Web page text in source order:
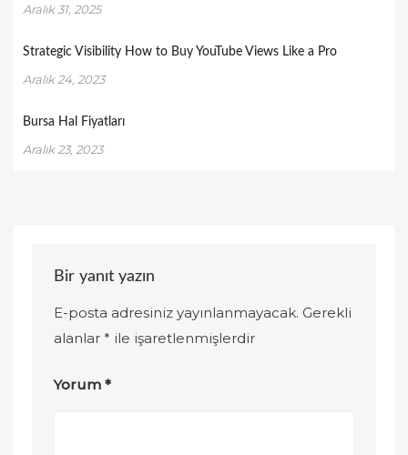
Aralık 31, 2025
Strategic Visibility How to Buy YouTube Views Like a Pro
Aralık 24, 2023
Bursa Hal Fiyatları
Aralık 23, 2023
Bir yanıt yazın
E-posta adresiniz yayınlanmayacak. Gerekli
alanlar* ile işaretlenmişlerdir
Yorum*